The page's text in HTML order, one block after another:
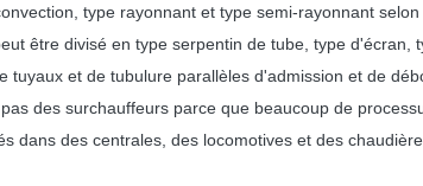
type rayonnant et type semi-rayonnant
être divisé en type serpentin de tube, type d'écran,
tuyaux et de tubulure parallèles d'admission et de
des surchauffeurs parce que beaucoup de
dans des centrales, des locomotives et des